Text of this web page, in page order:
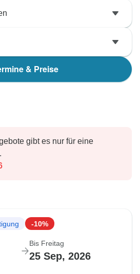
& Preise
gibt es nur für eine
-10%
Bis Freitag
25 Sep, 2026